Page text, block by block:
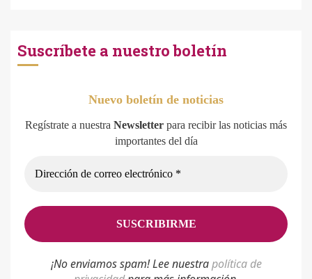
Suscríbete a nuestro boletín
Nuevo boletín de noticias
Regístrate a nuestra Newsletter para recibir las noticias más
importantes del día
¡No enviamos spam! Lee nuestrapolítica de